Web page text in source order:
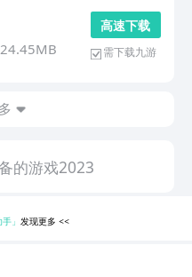
高 速 下 载
需下载九游
的游戏2023
」 发现更多<<